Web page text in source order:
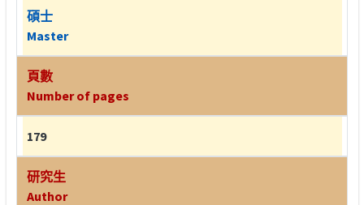
碩士
Master
頁數
Number of pages
179
研究生
Author